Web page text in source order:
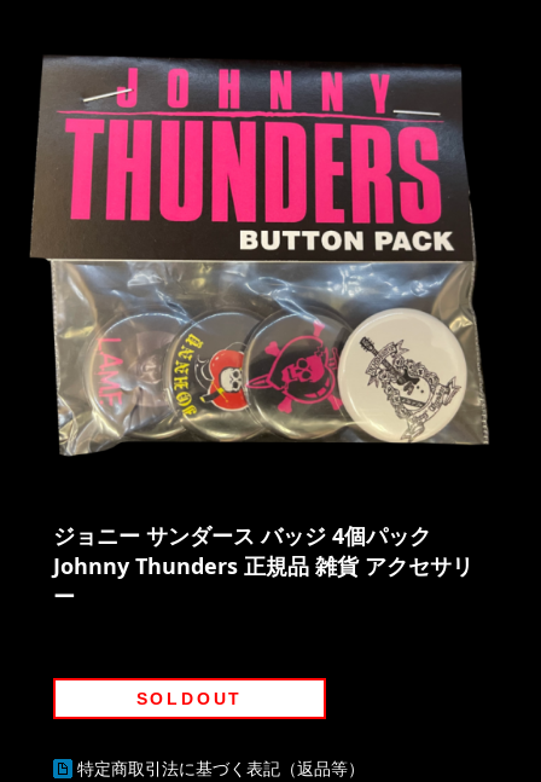
ジョニー サンダース バッジ 4個パック
Johnny Thunders 正規品 雑貨 アクセサリ
ー
SOLDOUT
特定商取引法に基づく表記（返品等）